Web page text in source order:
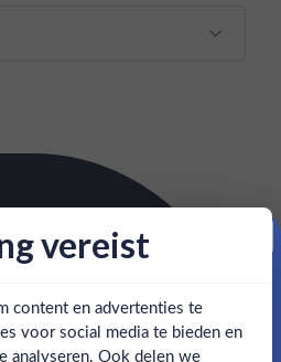
vereist
content en advertenties te
voor social media te bieden en
analyseren. Ook delen we
eerste korting!
direct 5% korting op je eerste